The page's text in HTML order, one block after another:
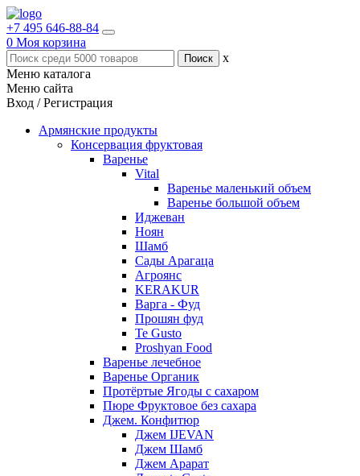
+7 495 646-88-84
0 Моя корзина
x
Меню каталога
Меню сайта
Вход / Регистрация
Армянские продукты
Консервация фруктовая
Варенье
Vital
Варенье маленький объем
Варенье большой объем
Иджеван
Ноян
Шамб
Сады Арагаца
Агроянс
KERAKUR
Варга - Фуд
Прошян фуд
Te Gusto
Proshyan Food
Варенье лечебное
Варенье Органик
Протёртые Ягоды с сахаром
Пюре Фруктовое без сахара
Джем. Конфитюр
Джем IJEVAN
Джем Шамб
Джем Арарат